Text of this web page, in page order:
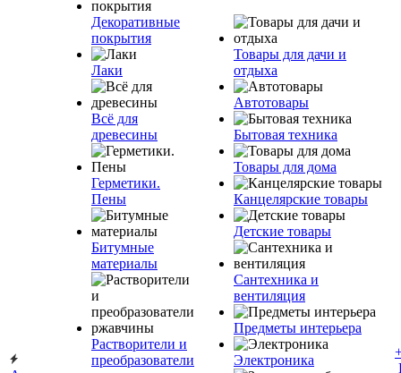
Декоративные
покрытия
Лаки
Всё для
древесины
Герметики.
Пены
Битумные
материалы
Растворители и
преобразователи
Товары для дачи и
отдыха
Автотовары
Бытовая техника
Товары для дома
Канцелярские товары
Детские товары
Сантехника и
вентиляция
Предметы интерьера
Электроника